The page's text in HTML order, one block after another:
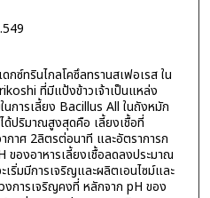
กซ์ทรินไกลโคซึลทรานสเฟอเรส ใน
ที่มีแป้งข้าวเจ้าเป็นแหล่ง
นการเลี้ยง Bacillus All ในถังหมัก
ด้ปริมาณสูงสุดคือ เลี้ยงเชื้อที่
าศ 2ลิตรต่อนาที และอัตราการก
องอาหารเลี้ยงเชื้อลดลงประมาณ
ริ่มมีการเจริญและผลิตเอนไซม์และ
งการเจริญคงที่ หลักจาก pH ของ